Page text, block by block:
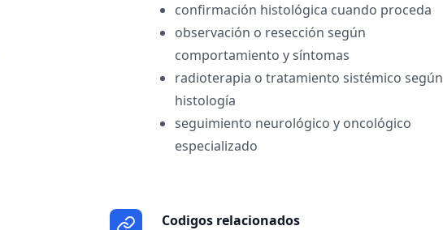
confirmación histológica cuando proceda
observación o resección según
comportamiento y síntomas
radioterapia o tratamiento sistémico según
histología
seguimiento neurológico y oncológico
especializado
Codigos relacionados